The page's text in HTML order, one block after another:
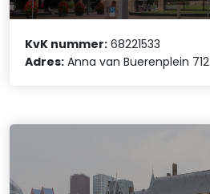
KvK nummer: 68221533
Adres: Anna van Buerenplein 712